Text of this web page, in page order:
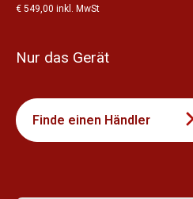
€ 549,00 inkl. MwSt
Nur das Gerät
Finde einen Händler